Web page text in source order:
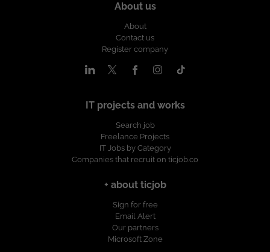
About us
About
Contact us
Register company
IT projects and works
Search job
Freelance Projects
IT Jobs by Category
Companies that recruit on ticjob.co
+ about ticjob
Sign for free
Email Alert
Our partners
Microsoft Zone